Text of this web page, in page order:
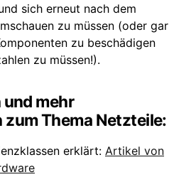
sich erneut nach dem
zu müssen (oder gar
zu beschädigen
zu müssen!).
mehr
Thema Netzteile:
erklärt: Artikel von